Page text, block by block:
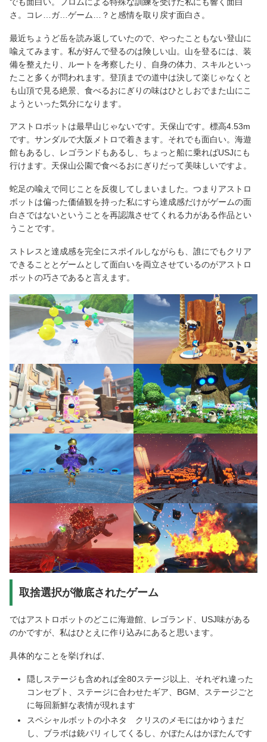
さ。コレ…ガ…ゲーム…？と感情を取り戻す面白さ。
最近ちょうど岳を読み返していたので、やったこともない登山に
喩えてみます。私が好んで登るのは険しい山。山を登るには、装
備を整えたり、ルートを考察したり、自身の体力、スキルといっ
たこと多くが問われます。登頂までの道中は決して楽じゃなくと
も山頂で見る絶景、食べるおにぎりの味はひとしおでまた山にこ
ようといった気分になります。
アストロボットは最早山じゃないです。天保山です。標高4.53m
です。サンダルで大阪メトロで着きます。それでも面白い。海遊
館もあるし、レゴランドもあるし、ちょっと船に乗ればUSJにも
行けます。天保山公園で食べるおにぎりだって美味しいですよ。
蛇足の喩えで同じことを反復してしまいました。つまりアストロ
ボットは偏った価値観を持った私にすら達成感だけがゲームの面
白さではないということを再認識させてくれる力がある作品とい
うことです。
ストレスと達成感を完全にスポイルしながらも、誰にでもクリア
できることとゲームとして面白いを両立させているのがアストロ
ボットの巧さであると言えます。
取捨選択が徹底されたゲーム
ではアストロボットのどこに海遊館、レゴランド、USJ味がある
のかですが、私はひとえに作り込みにあると思います。
具体的なことを挙げれば、
隠しステージも含めれば全80ステージ以上、それぞれ違った
コンセプト、ステージに合わせたギア、BGM、ステージごと
に毎回新鮮な表情が現れます
スペシャルボットの小ネタ クリスのメモにはかゆうまだ
し、ブラボは銃パリィしてくるし、かぼたんはかぼたんです